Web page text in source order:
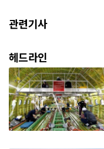
관련기사
헤드라인